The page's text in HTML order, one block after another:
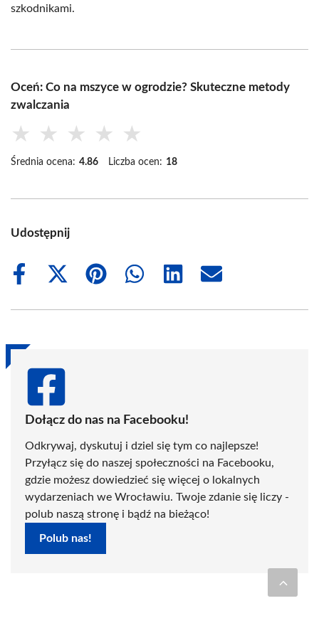
szkodnikami.
Oceń: Co na mszyce w ogrodzie? Skuteczne metody
zwalczania
★ ★ ★ ★ ★
Średnia ocena: 4.86 Liczba ocen: 18
Udostępnij
Share
Share
(Twitter)
Share
Share
Share
Share
Dołącz do nas na Facebooku!
Odkrywaj, dyskutuj i dziel się tym co najlepsze!
Przyłącz się do naszej społeczności na Facebooku,
gdzie możesz dowiedzieć się więcej o lokalnych
wydarzeniach we Wrocławiu. Twoje zdanie się liczy -
polub naszą stronę i bądź na bieżąco!
Polub nas!